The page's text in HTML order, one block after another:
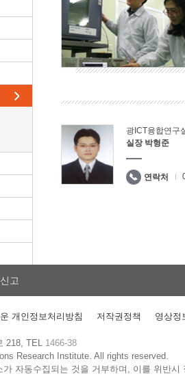
광ICT융합연구
실장 박형준
연락처
고
개인정보처리방침 저작권정책 영상정
218, TEL 1466-38
Research Institute.All rights reserved.
자동수집되는 것을 거부하며, 이를 위반